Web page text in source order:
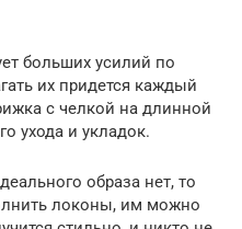
больших усилий по
их придется каждый
с челкой на длинной
ухода и укладок.
образа нет, то
локоны, им можно